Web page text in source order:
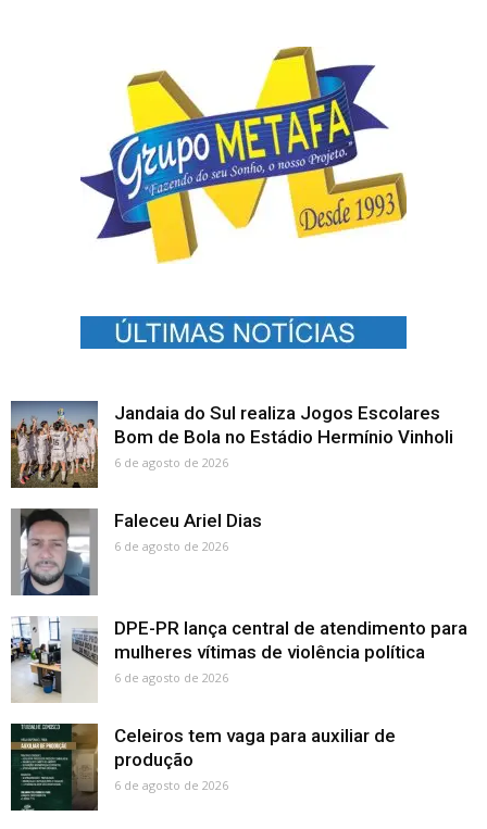
Jandaia do Sul realiza Jogos Escolares
Bom de Bola no Estádio Hermínio Vinholi
6 de agosto de 2026
Faleceu Ariel Dias
6 de agosto de 2026
DPE-PR lança central de atendimento para
mulheres vítimas de violência política
6 de agosto de 2026
Celeiros tem vaga para auxiliar de
produção
6 de agosto de 2026